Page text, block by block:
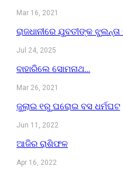
Mar 16, 2021
ରାଜଧାନୀରେ ଯୁବତୀଙ୍କ
Jul 24, 2025
ବାହାରିଲେ ସୋମନାଥ…
Mar 26, 2021
ଜୁଲାଇ ୧ରୁ ଘରୋଇ ବସ ଧର୍ମଘଟ
Jun 11, 2022
ଆଜିର ରାଶିଫଳ
Apr 16, 2022